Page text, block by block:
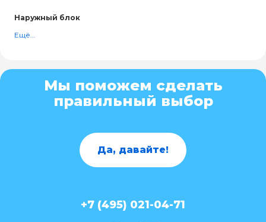
Наружный блок
Ещё...
Мы поможем сделать
правильный выбор
Да, давайте!
+7 (495) 021-04-71